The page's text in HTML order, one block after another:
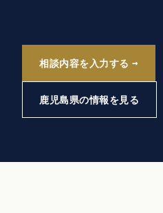
相談内容を入力する
鹿児島県の情報を見る